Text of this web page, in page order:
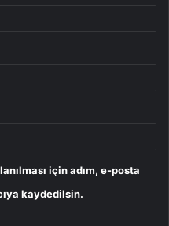
için adım, e-posta
kaydedilsin.